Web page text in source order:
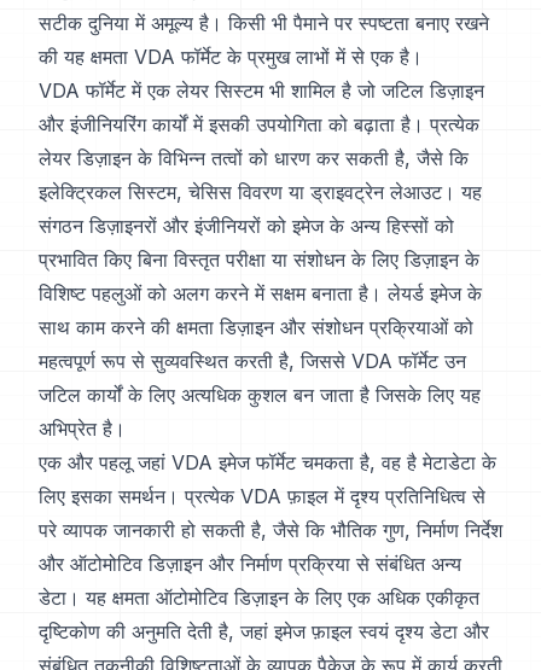
सटीक दुनिया में अमूल्य है। किसी भी पैमाने पर स्पष्टता बनाए रखने
की यह क्षमता VDA फॉर्मेट के प्रमुख लाभों में से एक है।
VDA फॉर्मेट में एक लेयर सिस्टम भी शामिल है जो जटिल डिज़ाइन
और इंजीनियरिंग कार्यों में इसकी उपयोगिता को बढ़ाता है। प्रत्येक
लेयर डिज़ाइन के विभिन्न तत्वों को धारण कर सकती है, जैसे कि
इलेक्ट्रिकल सिस्टम, चेसिस विवरण या ड्राइवट्रेन लेआउट। यह
संगठन डिज़ाइनरों और इंजीनियरों को इमेज के अन्य हिस्सों को
प्रभावित किए बिना विस्तृत परीक्षा या संशोधन के लिए डिज़ाइन के
विशिष्ट पहलुओं को अलग करने में सक्षम बनाता है। लेयर्ड इमेज के
साथ काम करने की क्षमता डिज़ाइन और संशोधन प्रक्रियाओं को
महत्वपूर्ण रूप से सुव्यवस्थित करती है, जिससे VDA फॉर्मेट उन
जटिल कार्यों के लिए अत्यधिक कुशल बन जाता है जिसके लिए यह
अभिप्रेत है।
एक और पहलू जहां VDA इमेज फॉर्मेट चमकता है, वह है मेटाडेटा के
लिए इसका समर्थन। प्रत्येक VDA फ़ाइल में दृश्य प्रतिनिधित्व से
परे व्यापक जानकारी हो सकती है, जैसे कि भौतिक गुण, निर्माण निर्देश
और ऑटोमोटिव डिज़ाइन और निर्माण प्रक्रिया से संबंधित अन्य
डेटा। यह क्षमता ऑटोमोटिव डिज़ाइन के लिए एक अधिक एकीकृत
दृष्टिकोण की अनुमति देती है, जहां इमेज फ़ाइल स्वयं दृश्य डेटा और